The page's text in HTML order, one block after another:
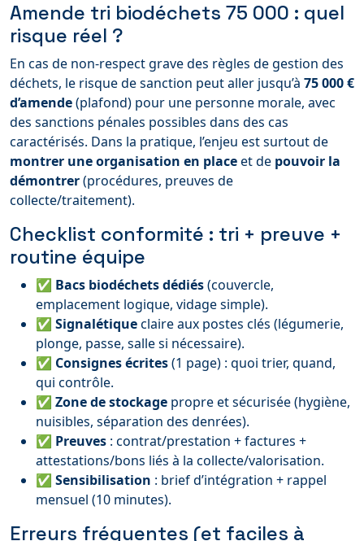
Amende tri biodéchets 75 000 : quel
risque réel ?
En cas de non-respect grave des règles de gestion des
déchets, le risque de sanction peut aller jusqu’à 75 000 €
d’amende(plafond) pour une personne morale, avec
des sanctions pénales possibles dans des cas
caractérisés. Dans la pratique, l’enjeu est surtout de
montrer une organisation en placeet de pouvoir la
démontrer(procédures, preuves de
collecte/traitement).
Checklist conformité : tri + preuve +
routine équipe
✅ Bacs biodéchets dédiés(couvercle,
emplacement logique, vidage simple).
✅ Signalétiqueclaire aux postes clés (légumerie,
plonge, passe, salle si nécessaire).
✅ Consignes écrites(1 page) : quoi trier, quand,
qui contrôle.
✅ Zone de stockage propre et sécurisée (hygiène,
nuisibles, séparation des denrées).
✅ Preuves : contrat/prestation + factures +
attestations/bons liés à la collecte/valorisation.
✅ Sensibilisation : brief d’intégration + rappel
mensuel (10 minutes).
Erreurs fréquentes (et faciles à